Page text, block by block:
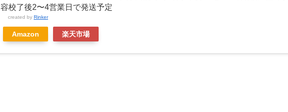
容校了後2〜4営業日で発送予定
created by Rinker
Amazon 楽天市場